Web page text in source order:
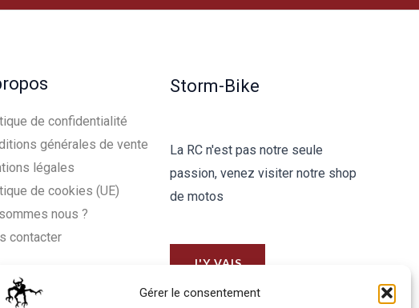
Gérer le consentement
de confidentialité
générales de vente
légales
de cookies (UE)
nous ?
contacter
Storm-Bike
La RC n'est pas notre seule
passion, venez visiter notre shop
de motos
J'Y VAIS